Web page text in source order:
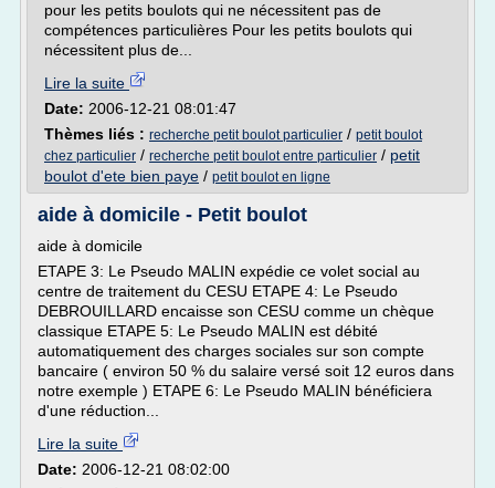
pour les petits boulots qui ne nécessitent pas de
compétences particulières Pour les petits boulots qui
nécessitent plus de...
Lire la suite
Date: 2006-12-21 08:01:47
Thèmes liés : recherche petit boulot particulier / petit boulot
chez particulier / recherche petit boulot entre particulier / petit
boulot d'ete bien paye / petit boulot en ligne
aide à domicile - Petit boulot
aide à domicile
ETAPE 3: Le Pseudo MALIN expédie ce volet social au
centre de traitement du CESU ETAPE 4: Le Pseudo
DEBROUILLARD encaisse son CESU comme un chèque
classique ETAPE 5: Le Pseudo MALIN est débité
automatiquement des charges sociales sur son compte
bancaire ( environ 50 % du salaire versé soit 12 euros dans
notre exemple ) ETAPE 6: Le Pseudo MALIN bénéficiera
d'une réduction...
Lire la suite
Date: 2006-12-21 08:02:00